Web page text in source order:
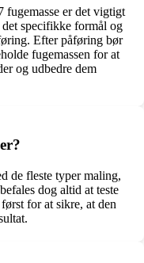
fugemasse er det vigtigt
specifikke formål og
Efter påføring bør
fugemassen for at
og udbedre dem
de fleste typer maling,
dog altid at teste
for at sikre, at den